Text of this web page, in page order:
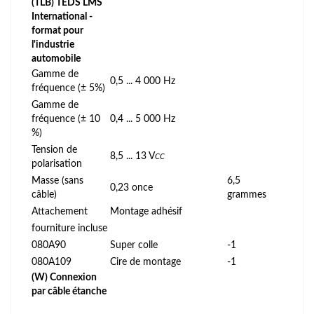
(TLB) TEDS LMS
International -
format pour
l'industrie
automobile
Gamme de
fréquence (± 5%)
0,5 ... 4 000 Hz
Gamme de
fréquence (± 10
%)
0,4 ... 5 000 Hz
Tension de
polarisation
8,5 ... 13 VCC
Masse (sans
câble)
0,23 once
6,5
grammes
Attachement
Montage adhésif
fourniture incluse
080A90
Super colle
-1
080A109
Cire de montage
-1
(W) Connexion
par câble étanche